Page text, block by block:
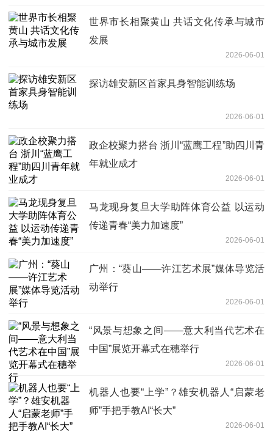
世界市长相聚黄山 共话文化传承与城市
发展
2026-06-01
探访雄安新区首家具身智能训练场
2026-06-01
政企校聚力搭台 浙川“蓝鹰工程”助四川青
年就业成才
2026-06-01
马龙现身复旦大学助阵体育公益 以运动
传递青春“美力加速度”
2026-06-01
广州：“葵山——许江艺术展”媒体导览活
动举行
2026-06-01
“风景与想象之间——意大利当代艺术在
中国”展览开幕式在穗举行
2026-06-01
机器人也要“上学”？雄安机器人“启蒙老
师”手把手教AI“长大”
2026-06-01